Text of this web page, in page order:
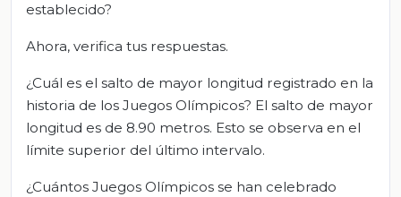
establecido?
Ahora, verifica tus respuestas.
¿Cuál es el salto de mayor longitud registrado en la
historia de los Juegos Olímpicos? El salto de mayor
longitud es de 8.90 metros. Esto se observa en el
límite superior del último intervalo.
¿Cuántos Juegos Olímpicos se han celebrado